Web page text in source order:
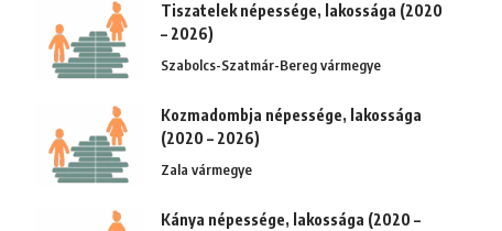
Tiszatelek népessége, lakossága (2020
– 2026)
Szabolcs-Szatmár-Bereg vármegye
Kozmadombja népessége, lakossága
(2020 – 2026)
Zala vármegye
Kánya népessége, lakossága (2020 –